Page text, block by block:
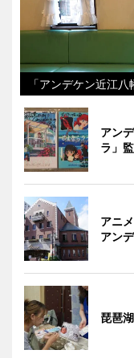
「アンデケン近江
アン
ラ」
アニ
アン
琵琶